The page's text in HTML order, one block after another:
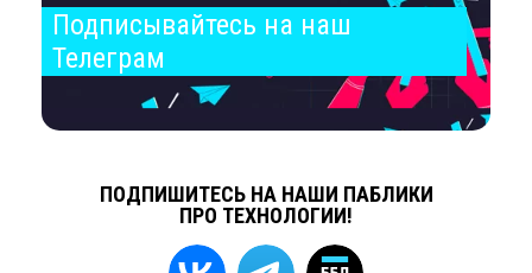
Подписывайтесь на наш
Телеграм
ПОДПИШИТЕСЬ НА НАШИ ПАБЛИКИ
ПРО ТЕХНОЛОГИИ!